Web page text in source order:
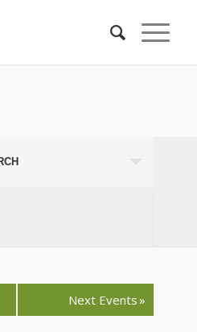
Events
Next Events »